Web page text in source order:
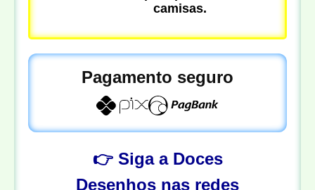
camisas.
Pagamento seguro
👉 Siga a Doces
Desenhos nas redes